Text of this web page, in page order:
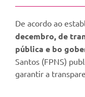
De acordo ao
decembro, de
pública e bo
Santos (FPNS)
garantir a